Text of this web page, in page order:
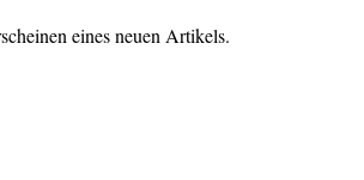
eines neuen Artikels.